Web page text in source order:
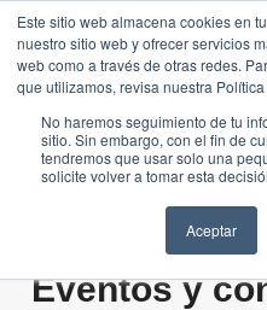
Este sitio web almacena cookies en
nuestro sitio web y ofrecer servicios
web como a través de otras redes.
que utilizamos, revisa nuestra
No haremos seguimiento de tu
sitio. Sin embargo, con el fin de
tendremos que usar solo una
solicite volver a tomar esta
Aceptar
Saltar
contenido
Eventos y